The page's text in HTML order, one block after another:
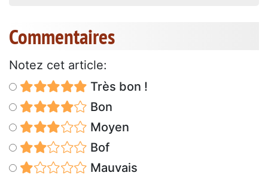
Commentaires
Notez cet article:
Très bon !
Bon
Moyen
Bof
Mauvais